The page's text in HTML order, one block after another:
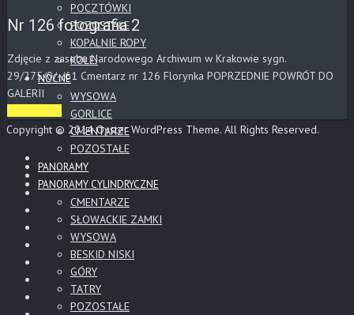
POCZTÓWKI
POZOSTAŁE
KOPALNIE ROPY
KOLEJ
NOCNE
WYSOWA
GORLICE
CMENTARZE
POZOSTAŁE
PANORAMY
PANORAMY CYLINDRYCZNE
CMENTARZE
SŁOWACKIE ZAMKI
WYSOWA
BESKID NISKI
GÓRY
TATRY
POZOSTAŁE
Nr 126 fotografia 2
Zdjęcie z zasobu Narodowego Archiwum w Krakowie sygn.
29/275/0/-/61 Cmentarz nr 126 Florynka POPRZEDNIE POWRÓT DO
GALERII
Copyright © 2014 Oyster WordPress Theme. All Rights Reserved.